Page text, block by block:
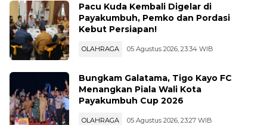
Pacu Kuda Kembali Digelar di
Payakumbuh, Pemko dan Pordasi
Kebut Persiapan!
OLAHRAGA 05 Agustus 2026, 23:34 WIB
Bungkam Galatama, Tigo Kayo FC
Menangkan Piala Wali Kota
Payakumbuh Cup 2026
OLAHRAGA 05 Agustus 2026, 23:27 WIB